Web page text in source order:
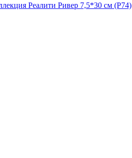
Реалити Ривер 7,5*30 см (Р74)